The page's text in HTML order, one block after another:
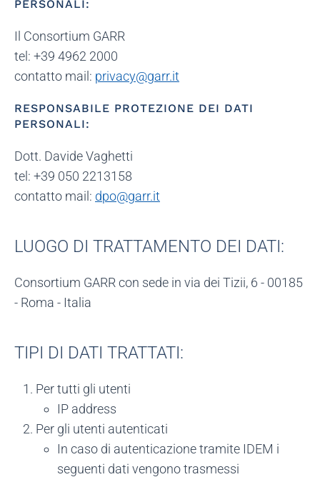
PERSONALI:
Il Consortium GARR
tel: +39 4962 2000
contatto mail: privacy@garr.it
RESPONSABILE PROTEZIONE DEI DATI
PERSONALI:
Dott. Davide Vaghetti
tel: +39 050 2213158
contatto mail: dpo@garr.it
LUOGO DI TRATTAMENTO DEI DATI:
Consortium GARR con sede in via dei Tizii, 6 - 00185
- Roma - Italia
TIPI DI DATI TRATTATI:
Per tutti gli utenti
IP address
Per gli utenti autenticati
In caso di autenticazione tramite IDEM i
seguenti dati vengono trasmessi